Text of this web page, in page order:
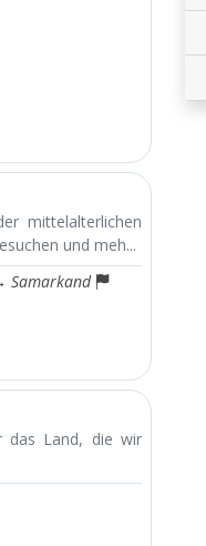
mittelalterlichen
und meh...
Samarkand
das Land, die wir